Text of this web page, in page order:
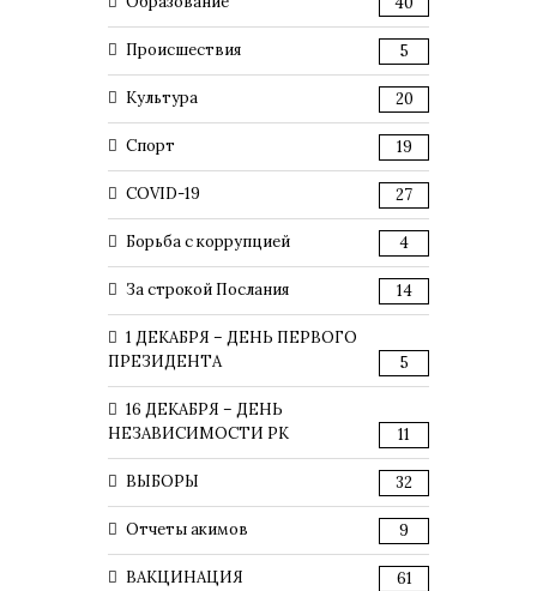
Происшествия 5
Культура 20
Спорт 19
COVID-19 27
Борьба с коррупцией 4
За строкой Послания 14
1 ДЕКАБРЯ – ДЕНЬ ПЕРВОГО
ПРЕЗИДЕНТА
5
16 ДЕКАБРЯ – ДЕНЬ
НЕЗАВИСИМОСТИ РК
11
ВЫБОРЫ 32
Отчеты акимов 9
ВАКЦИНАЦИЯ 61